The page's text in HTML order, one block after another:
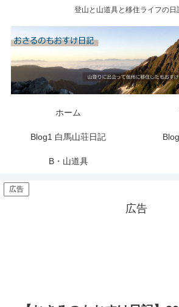
登山と山道具と移住ライフの日
ホーム
Blog1 白馬山荘日記
B・山道具
広告
広告